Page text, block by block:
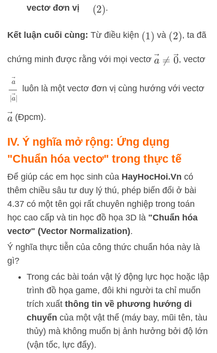
vectơ đơn vị ) .
Kết luận cuối cùng: Từ điều kiện (1) và (2), ta đã
chứng minh được rằng với mọi vectơ a → ≠0 →
, vectơ
a→ a →|
luôn là một vectơ đơn vị cùng hướng với vectơ
a →
(Đpcm).
IV. Ý nghĩa mở rộng: Ứng dụng
"Chuẩn hóa vectơ" trong thực tế
Để giúp các em học sinh của HayHocHoi.Vn có
thêm chiều sâu tư duy lý thú, phép biến đổi ở bài
4.37 có một tên gọi rất chuyên nghiệp trong toán
học cao cấp và tin học đồ họa 3D là "Chuẩn hóa
vectơ" (Vector Normalization).
Ý nghĩa thực tiễn của công thức chuẩn hóa này là
gì?
Trong các bài toán vật lý động lực học hoặc lập
trình đồ họa game, đôi khi người ta chỉ muốn
trích xuất thông tin về phương hướng di
chuyển của một vật thể (máy bay, mũi tên, tàu
thủy) mà không muốn bị ảnh hưởng bởi độ lớn
(vận tốc, lực đẩy).